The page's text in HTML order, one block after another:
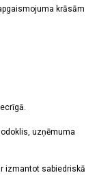
krāsām
uzņēmuma
izmantot sabiedriskā